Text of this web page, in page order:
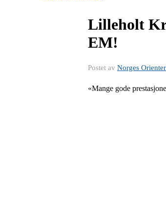
Lilleholt
EM!
Postet av Norges
«Mange gode